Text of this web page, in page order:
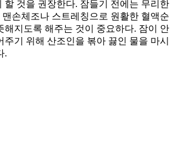
할 것을 권장한다. 잠들기 전에는 무리한
손체조나 스트레칭으로 원활한 혈액순
해지도록 해주는 것이 중요하다. 잠이 안
주기 위해 산조인을 볶아 끓인 물을 마시
.